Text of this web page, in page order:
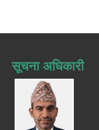
सूचना अधिकारी